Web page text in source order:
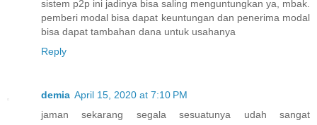
sistem p2p ini jadinya bisa saling menguntungkan ya, mbak.
pemberi modal bisa dapat keuntungan dan penerima modal
bisa dapat tambahan dana untuk usahanya
Reply
demia April 15, 2020 at 7:10 PM
jaman sekarang segala sesuatunya udah sangat